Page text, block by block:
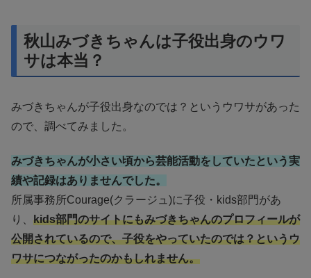
秋山みづきちゃんは子役出身のウワ
サは本当？
みづきちゃんが子役出身なのでは？というウワサがあった
ので、調べてみました。
みづきちゃんが小さい頃から芸能活動をしていたという実
績や記録はありませんでした。
所属事務所Courage(クラージュ)に子役・kids部門があ
り、 kids部門のサイトにもみづきちゃんのプロフィールが
公開されているので、子役をやっていたのでは？というウ
ワサにつながったのかもしれません。